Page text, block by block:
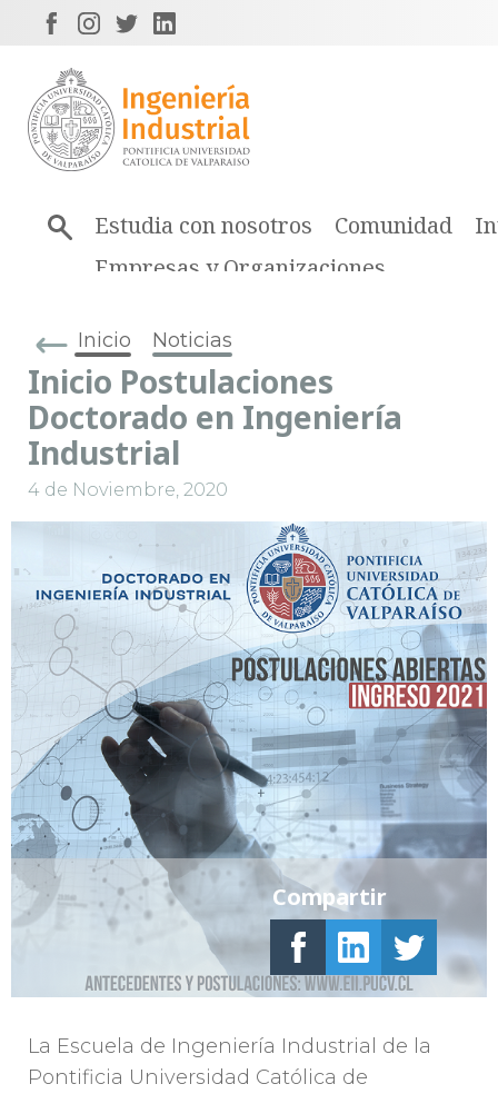
Estudia con nosotros Comunidad
Empresas y Organizaciones
Inicio Noticias
Inicio Postulaciones
Doctorado en Ingeniería
Industrial
4 de Noviembre, 2020
La Escuela de Ingeniería Industrial de la
Pontificia Universidad Católica de
Compartir